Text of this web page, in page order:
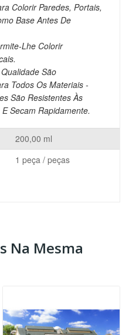
Colorir Paredes, Portais,
Base Antes De
Lhe Colorir
São
Todos Os Materiais -
São Resistentes Às
Secam Rapidamente.
200,00 ml
1 peça / peças
Na Mesma